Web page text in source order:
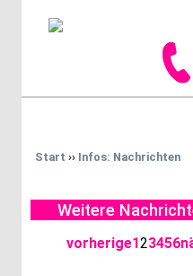
Start ›› Infos: Nachrichten
Weitere
vorherige123456